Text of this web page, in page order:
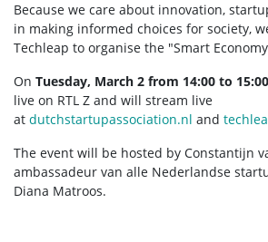
Because we care about innovation,
in making informed choices for society,
Techleap to organise the "Smart
On Tuesday, March 2 from 14:00 to 15:00
live on RTL Z and will stream live
at dutchstartupassociation.nl and
The event will be hosted by Constantijn
ambassadeur van alle Nederlandse
Diana Matroos.